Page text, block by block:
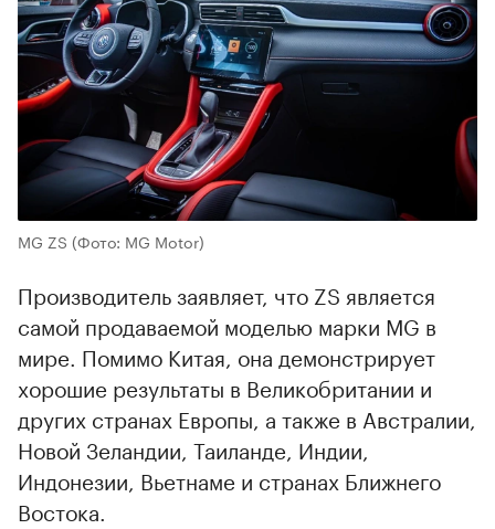
MG ZS (Фото: MG Motor)
Производитель заявляет, что ZS является
самой продаваемой моделью марки MG в
мире. Помимо Китая, она демонстрирует
хорошие результаты в Великобритании и
других странах Европы, а также в Австралии,
Новой Зеландии, Таиланде, Индии,
Индонезии, Вьетнаме и странах Ближнего
Востока.